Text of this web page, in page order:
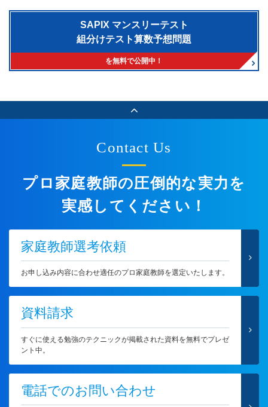
SAPIX マンスリーテスト
組分けテスト算数予想問題
を無料で公開中！
Contact Us
プロ家庭教師の圧倒的な実力を
実感してください！
家庭教師選考依頼
お申し込み内容に合わせ適任のプロ家庭教師を選定いたします。
資料請求
すぐに使える勉強のテクニックが掲載された資料を無料でプレゼ
ント中。
電話でのお問い合わせ